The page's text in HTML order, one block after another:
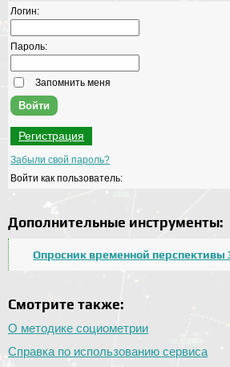
Логин:
Пароль:
Запомнить меня
Регистрация
Забыли свой пароль?
Войти как пользователь:
Дополнительные инструменты:
Опросник временной перспективы
Смотрите также:
О методике социометрии
Справка по использованию сервиса